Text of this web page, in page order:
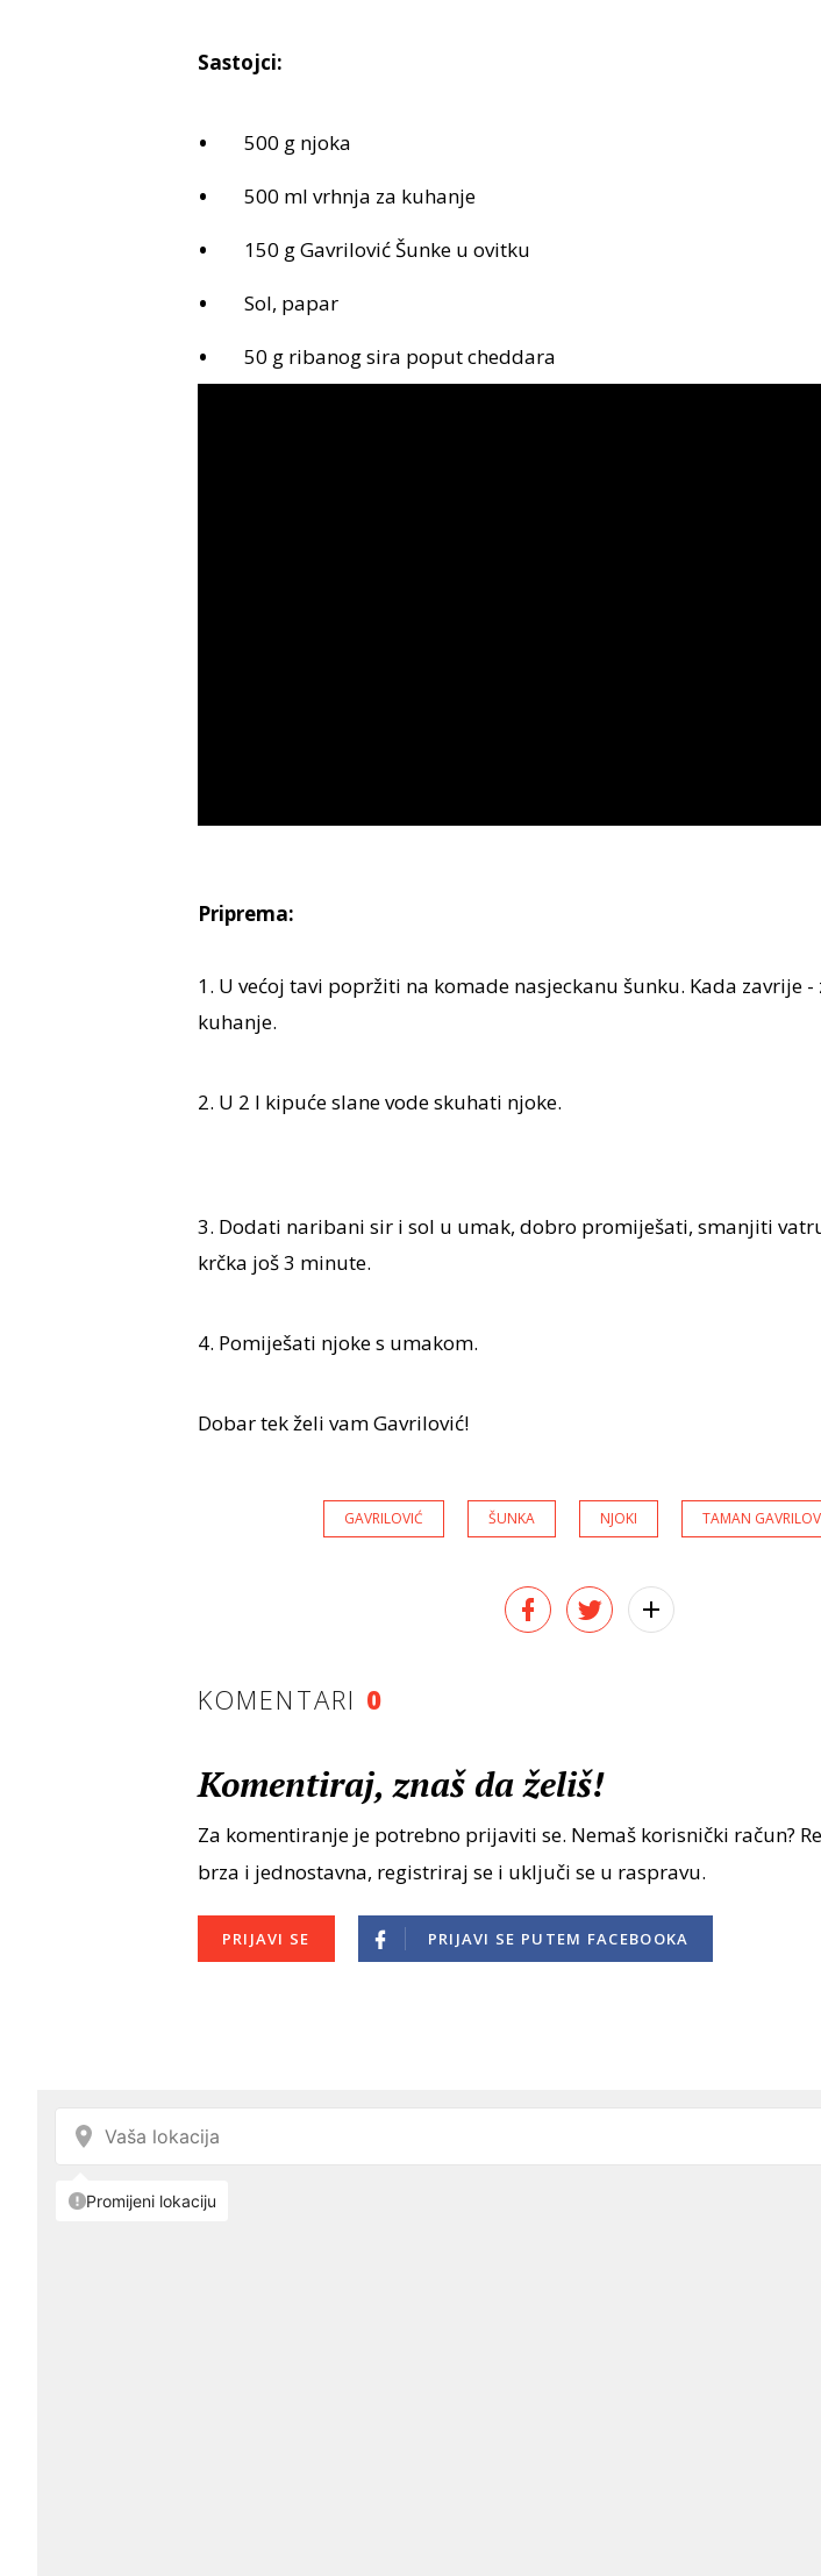
Sastojci:
500 g njoka
500 ml vrhnja za kuhanje
150 g Gavrilović Šunke u ovitku
Sol, papar
50 g ribanog sira poput cheddara
Priprema:
1. U većoj tavi popržiti na komade nasjeckanu šunku. Kada zavrije
kuhanje.
2. U 2 l kipuće slane vode skuhati njoke.
3. Dodati naribani sir i sol u umak, dobro promiješati, smanjiti
krčka još 3 minute.
4. Pomiješati njoke s umakom.
Dobar tek želi vam Gavrilović!
GAVRILOVIĆ ŠUNKA NJOKI TAMAN
KOMENTARI 0
Komentiraj, znaš da želiš!
Za komentiranje je potrebno prijaviti se. Nemaš korisnički račun?
brza i jednostavna, registriraj se i uključi se u raspravu.
PRIJAVI SE PRIJAVI SE PUTEM FACEBOOKA